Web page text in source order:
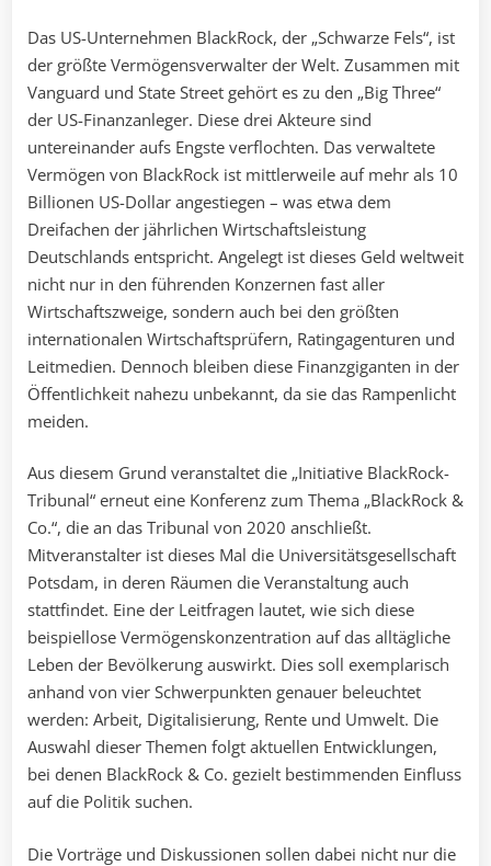
Das US-Unternehmen BlackRock, der „Schwarze Fels“, ist
der größte Vermögensverwalter der Welt. Zusammen mit
Vanguard und State Street gehört es zu den „Big Three“
der US-Finanzanleger. Diese drei Akteure sind
untereinander aufs Engste verflochten. Das verwaltete
Vermögen von BlackRock ist mittlerweile auf mehr als 10
Billionen US-Dollar angestiegen – was etwa dem
Dreifachen der jährlichen Wirtschaftsleistung
Deutschlands entspricht. Angelegt ist dieses Geld weltweit
nicht nur in den führenden Konzernen fast aller
Wirtschaftszweige, sondern auch bei den größten
internationalen Wirtschaftsprüfern, Ratingagenturen und
Leitmedien. Dennoch bleiben diese Finanzgiganten in der
Öffentlichkeit nahezu unbekannt, da sie das Rampenlicht
meiden.
Aus diesem Grund veranstaltet die „Initiative BlackRock-
Tribunal“ erneut eine Konferenz zum Thema „BlackRock &
Co.“, die an das Tribunal von 2020 anschließt.
Mitveranstalter ist dieses Mal die Universitätsgesellschaft
Potsdam, in deren Räumen die Veranstaltung auch
stattfindet. Eine der Leitfragen lautet, wie sich diese
beispiellose Vermögenskonzentration auf das alltägliche
Leben der Bevölkerung auswirkt. Dies soll exemplarisch
anhand von vier Schwerpunkten genauer beleuchtet
werden: Arbeit, Digitalisierung, Rente und Umwelt. Die
Auswahl dieser Themen folgt aktuellen Entwicklungen,
bei denen BlackRock & Co. gezielt bestimmenden Einfluss
auf die Politik suchen.
Die Vorträge und Diskussionen sollen dabei nicht nur die